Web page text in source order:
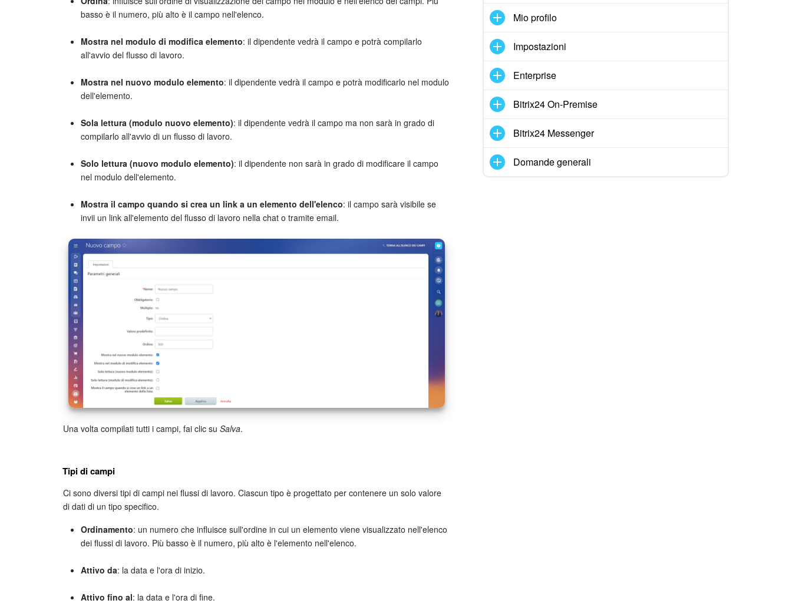
basso è il numero, più alto è il campo nell'elenco.
Mostra nel modulo di modifica elemento: il dipendente vedrà il campo e potrà compilarlo
all'avvio del flusso di lavoro.
Mostra nel nuovo modulo elemento: il dipendente vedrà il campo e potrà modificarlo nel modulo
dell'elemento.
Sola lettura (modulo nuovo elemento): il dipendente vedrà il campo ma non sarà in grado di
compilarlo all'avvio di un flusso di lavoro.
Solo lettura (nuovo modulo elemento): il dipendente non sarà in grado di modificare il campo
nel modulo dell'elemento.
Mostra il campo quando si crea un link a un elemento dell'elenco: il campo sarà visibile se
invii un link all'elemento del flusso di lavoro nella chat o tramite email.
Una volta compilati tutti i campi, fai clic su Salva.
Tipi di campi
Ci sono diversi tipi di campi nei flussi di lavoro. Ciascun tipo è progettato per contenere un solo valore
di dati di un tipo specifico.
Ordinamento: un numero che influisce sull'ordine in cui un elemento viene visualizzato nell'elenco
dei flussi di lavoro. Più basso è il numero, più alto è l'elemento nell'elenco.
Attivo da: la data e l'ora di inizio.
Attivo fino al: la data e l'ora di fine.
Mio profilo
Impostazioni
Enterprise
Bitrix24 On-Premise
Bitrix24 Messenger
Domande generali